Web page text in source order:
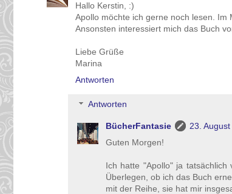
Hallo Kerstin, :)
Apollo möchte ich gerne noch lesen.
Ansonsten interessiert mich das Buch
Liebe Grüße
Marina
Antworten
Antworten
BücherFantasie
23.
Guten Morgen!
Ich hatte "Apollo" ja
Überlegen, ob ich das Buch
mit der Reihe, sie hat mir